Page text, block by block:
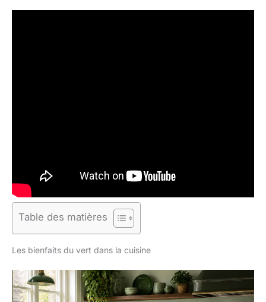
Table des matières
Les bienfaits du vert dans la cuisine